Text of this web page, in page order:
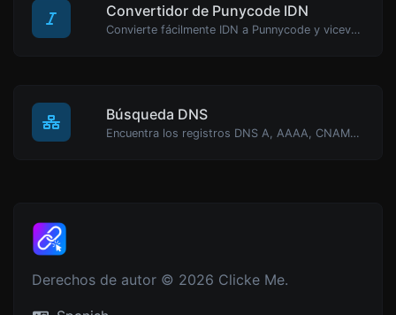
Convertidor de Punycode IDN
Convierte fácilmente IDN a Punnycode y viceversa.
Búsqueda DNS
Encuentra los registros DNS A, AAAA, CNAME, MX, NS, TXT, SOA de un host.
Derechos de autor © 2026 Clicke Me.